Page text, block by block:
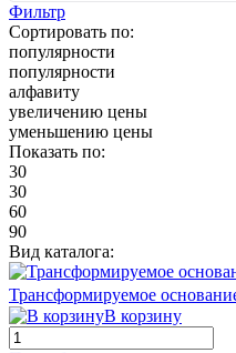
Фильтр
Сортировать по:
популярности
популярности
алфавиту
увеличению цены
уменьшению цены
Показать по:
30
30
60
90
Вид каталога:
Трансформируемое
В корзину